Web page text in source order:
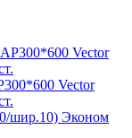
Vector